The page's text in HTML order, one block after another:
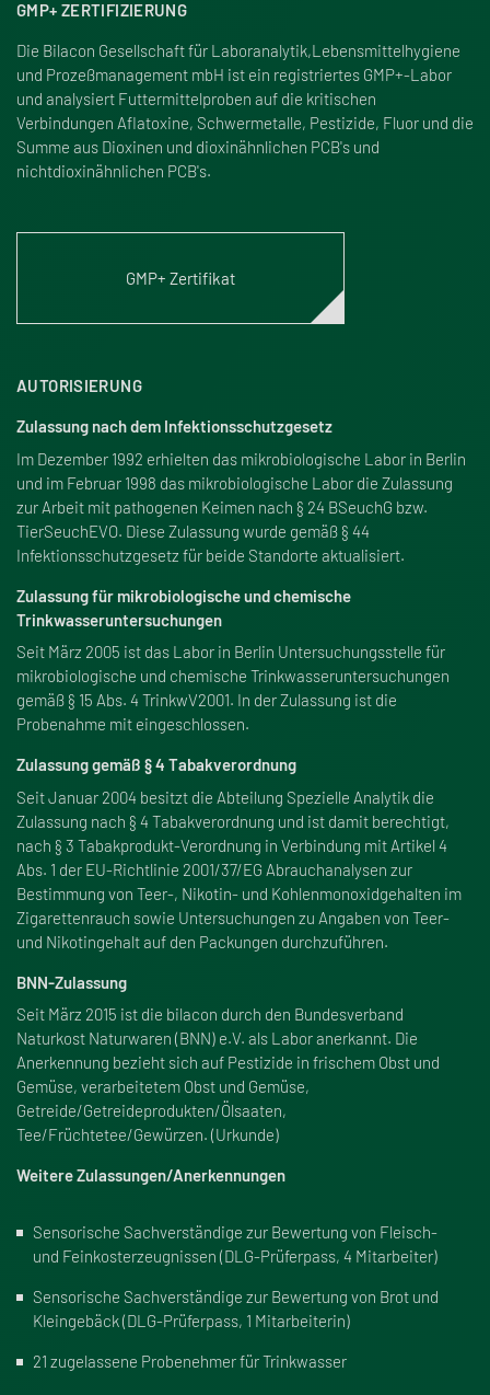
GMP+ ZERTIFIZIERUNG
Die Bilacon Gesellschaft für Laboranalytik,Lebensmittelhygiene
und Prozeßmanagement mbH ist ein registriertes GMP+-Labor
und analysiert Futtermittelproben auf die kritischen
Verbindungen Aflatoxine, Schwermetalle, Pestizide, Fluor und die
Summe aus Dioxinen und dioxinähnlichen PCB's und
nichtdioxinähnlichen PCB's.
GMP+ Zertifikat
AUTORISIERUNG
Zulassung nach dem Infektionsschutzgesetz
Im Dezember 1992 erhielten das mikrobiologische Labor in Berlin
und im Februar 1998 das mikrobiologische Labor die Zulassung
zur Arbeit mit pathogenen Keimen nach § 24 BSeuchG bzw.
TierSeuchEVO. Diese Zulassung wurde gemäß § 44
Infektionsschutzgesetz für beide Standorte aktualisiert.
Zulassung für mikrobiologische und chemische
Trinkwasseruntersuchungen
Seit März 2005 ist das Labor in Berlin Untersuchungsstelle für
mikrobiologische und chemische Trinkwasseruntersuchungen
gemäß § 15 Abs. 4 TrinkwV2001. In der Zulassung ist die
Probenahme mit eingeschlossen.
Zulassung gemäß § 4 Tabakverordnung
Seit Januar 2004 besitzt die Abteilung Spezielle Analytik die
Zulassung nach § 4 Tabakverordnung und ist damit berechtigt,
nach § 3 Tabakprodukt-Verordnung in Verbindung mit Artikel 4
Abs. 1 der EU-Richtlinie 2001/37/EG Abrauchanalysen zur
Bestimmung von Teer-, Nikotin- und Kohlenmonoxidgehalten im
Zigarettenrauch sowie Untersuchungen zu Angaben von Teer-
und Nikotingehalt auf den Packungen durchzuführen.
BNN-Zulassung
Seit März 2015 ist die bilacon durch den Bundesverband
Naturkost Naturwaren (BNN) e.V. als Labor anerkannt. Die
Anerkennung bezieht sich auf Pestizide in frischem Obst und
Gemüse, verarbeitetem Obst und Gemüse,
Getreide/Getreideprodukten/Ölsaaten,
Tee/Früchtetee/Gewürzen. (Urkunde)
Weitere Zulassungen/Anerkennungen
Sensorische Sachverständige zur Bewertung von Fleisch-
und Feinkosterzeugnissen (DLG-Prüferpass, 4 Mitarbeiter)
Sensorische Sachverständige zur Bewertung von Brot und
Kleingebäck (DLG-Prüferpass, 1 Mitarbeiterin)
21 zugelassene Probenehmer für Trinkwasser